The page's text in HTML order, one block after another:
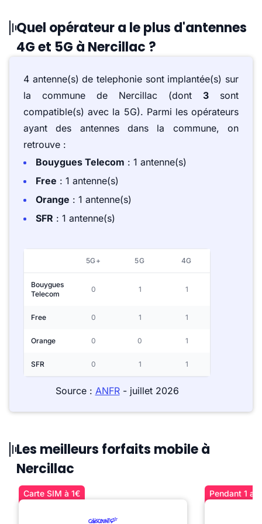
Quel opérateur a le plus d'antennes
4G et 5G à Nercillac ?
4 antenne(s) de telephonie sont implantée(s) sur
la commune de Nercillac (dont 3 sont
compatible(s) avec la 5G). Parmi les opérateurs
ayant des antennes dans la commune, on
retrouve :
Bouygues Telecom : 1 antenne(s)
Free : 1 antenne(s)
Orange : 1 antenne(s)
SFR : 1 antenne(s)
5G+ 5G 4G
Bouygues
Telecom
0 1 1
Free 0 1 1
Orange 0 0 1
SFR 0 1 1
Source : ANFR- juillet 2026
Les meilleurs forfaits mobile à
Nercillac
Carte SIM à 1€ Pendant 1